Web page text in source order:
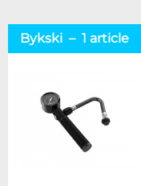
Bykski – 1 article